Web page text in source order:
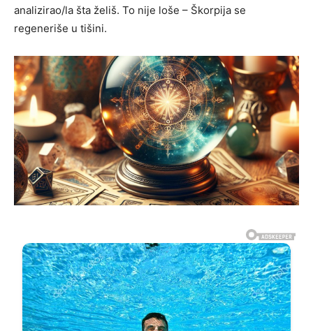
analizirao/la šta želiš. To nije loše – Škorpija se
regeneriše u tišini.